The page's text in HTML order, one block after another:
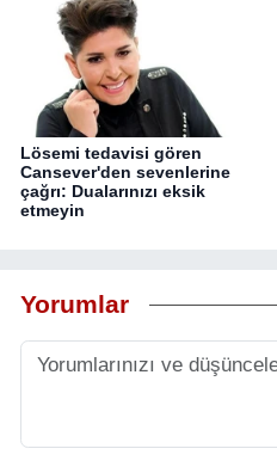
Lösemi tedavisi gören
Cansever'den sevenlerine
çağrı: Dualarınızı eksik
etmeyin
Yorumlar